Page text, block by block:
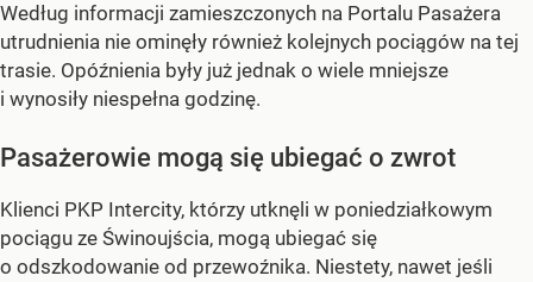
Według informacji zamieszczonych na Portalu Pasażera
utrudnienia nie ominęły również kolejnych pociągów na tej
trasie. Opóźnienia były już jednak o wiele mniejsze
i wynosiły niespełna godzinę.
Pasażerowie mogą się ubiegać o zwrot
Klienci PKP Intercity, którzy utknęli w poniedziałkowym
pociągu ze Świnoujścia, mogą ubiegać się
o odszkodowanie od przewoźnika. Niestety, nawet jeśli